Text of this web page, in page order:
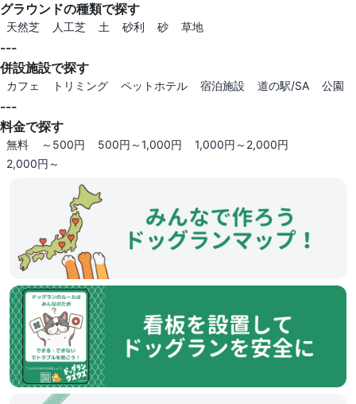
グラウンドの種類で探す
天然芝 人工芝 土 砂利 砂 草地
---
併設施設で探す
カフェ トリミング ペットホテル 宿泊施設 道の駅/SA 公園
---
料金で探す
無料 ～500円 500円～1,000円
1,000円～2,000円
2,000円～